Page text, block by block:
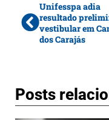
Unifesspa adia
resultado
vestibular em
dos Carajás
Posts